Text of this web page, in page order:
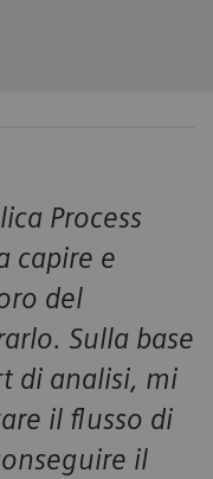
Process
capire e
del
Sulla base
di analisi, mi
il flusso di
il